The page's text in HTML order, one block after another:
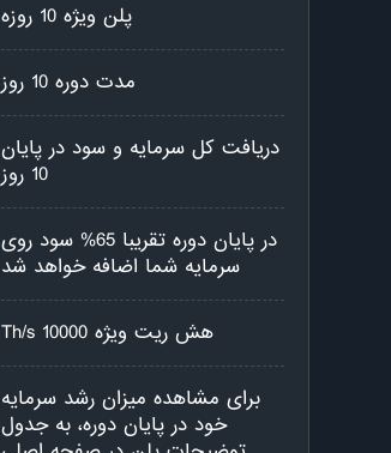
پلن ویژه 10 روزه
مدت دوره 10 روز
دریافت کل سرمایه و سود در پایان
10 روز
در پایان دوره تقریبا 65% سود روی
سرمایه شما اضافه خواهد شد
هش ریت ویژه 10000 Th/s
برای مشاهده میزان رشد سرمایه
خود در پایان دوره، به جدول